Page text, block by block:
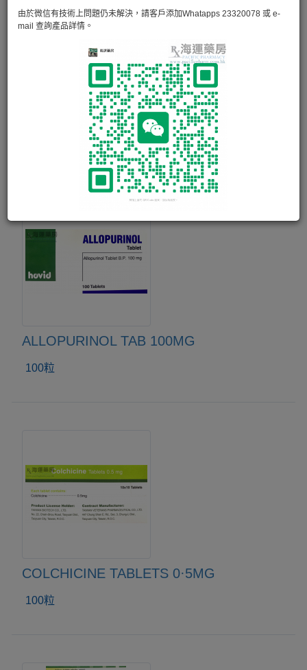
由於微信有技術上問題仍未解決，請客戶添加Whatapps 23320078 或 e-
mail 查詢產品詳情。
NARCARICIN MITE TAB 50MG
降尿酸劑，預防痛風發作，治療尿酸過高。
ALLOPURINOL TAB 100MG
100粒
COLCHICINE TABLETS 0·5MG
100粒